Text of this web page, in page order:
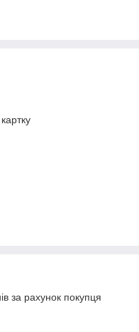
за рахунок покупця